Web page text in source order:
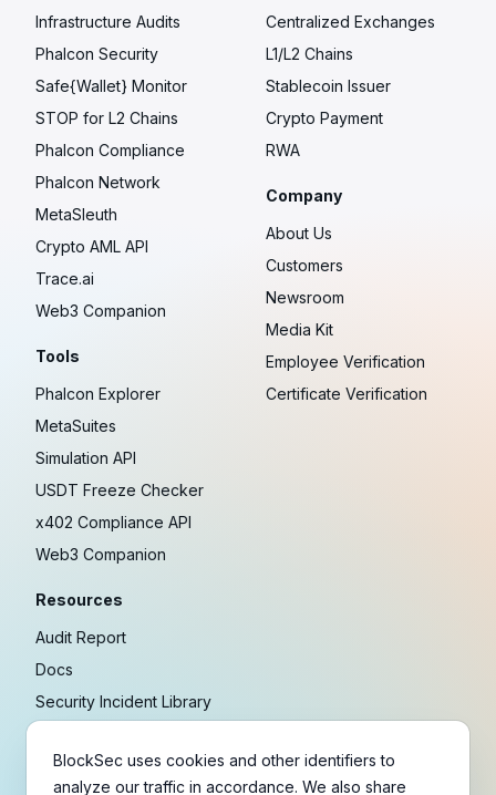
Infrastructure Audits
Phalcon Security
Safe{Wallet} Monitor
STOP for L2 Chains
Phalcon Compliance
Phalcon Network
MetaSleuth
Crypto AML API
Trace.ai
Web3 Companion
Tools
Phalcon Explorer
MetaSuites
Simulation API
USDT Freeze Checker
x402 Compliance API
Web3 Companion
Resources
Audit Report
Docs
Security Incident Library
Research
Centralized Exchanges
L1/L2 Chains
Stablecoin Issuer
Crypto Payment
RWA
Company
About Us
Customers
Newsroom
Media Kit
Employee Verification
Certificate Verification
BlockSec uses cookies and other identifiers to
analyze our traffic in accordance. We also share